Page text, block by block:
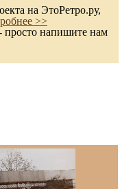
на ЭтоРетро.ру,
>>
просто напишите нам